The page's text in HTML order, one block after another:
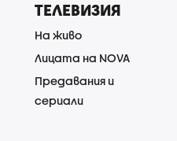
ТЕЛЕВИЗИЯ
На живо
Лицата на NOVA
Предавания и
сериали